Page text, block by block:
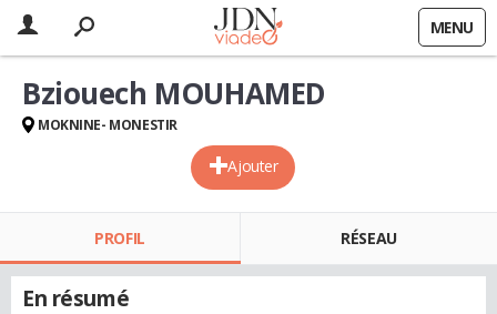
MENU
Ajouter
Bziouech MOUHAMED
MOKNINE- MONESTIR
PROFIL RÉSEAU
En résumé